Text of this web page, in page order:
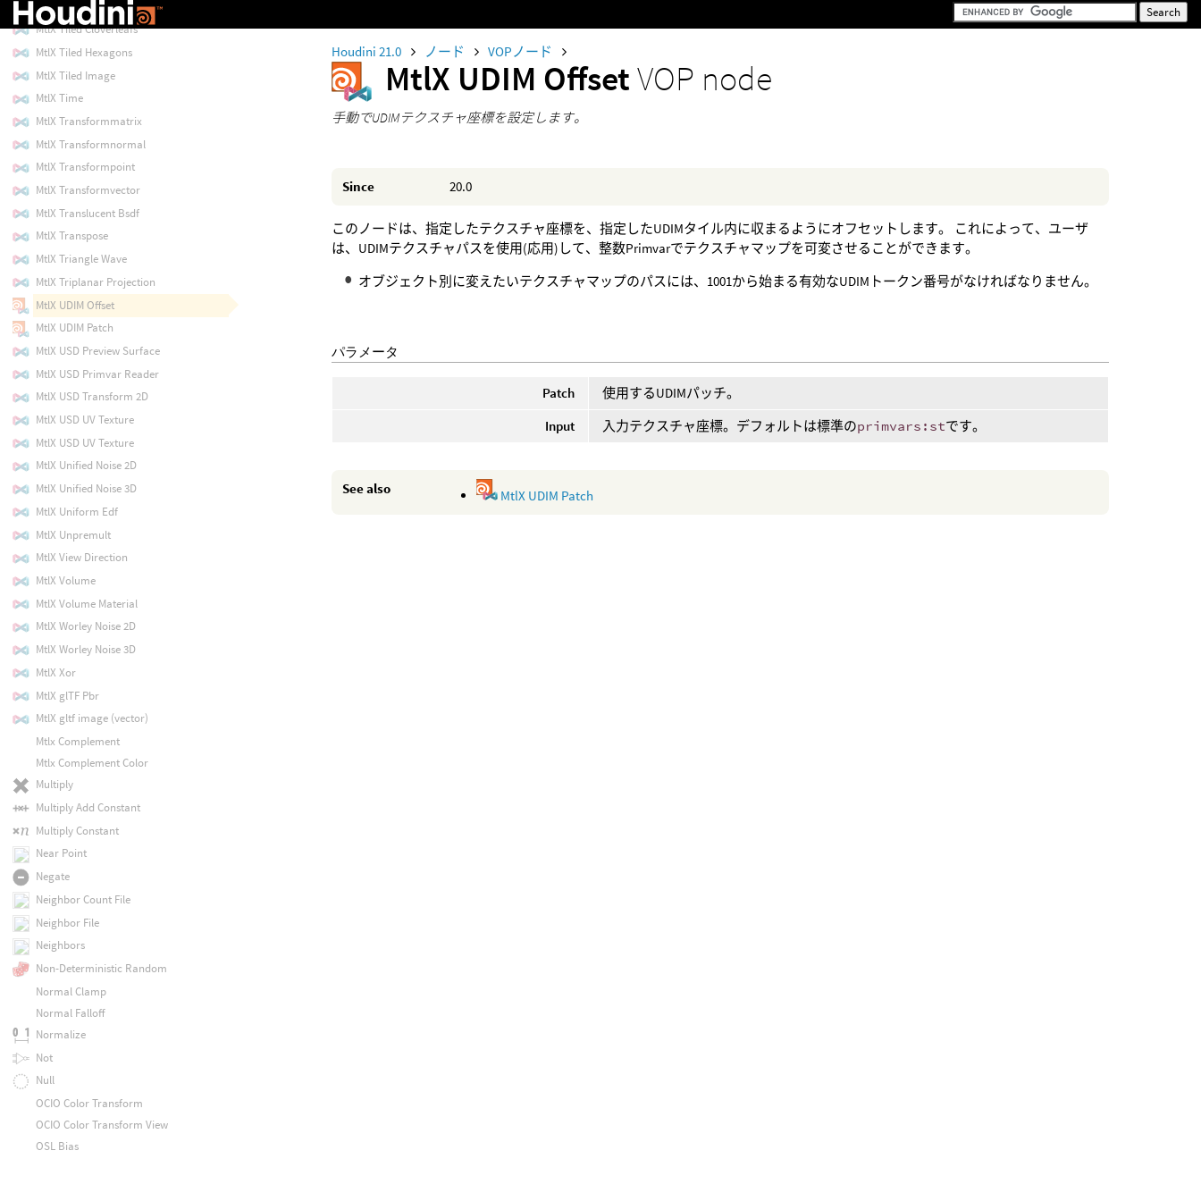
Houdini 21.0 ノード VOPノード
MtlX UDIM OffsetVOP node
手動でUDIMテクスチャ座標を設定します。
Since 20.0
このノードは、指定したテクスチャ座標を、指定したUDIMタイル内に収まるようにオフセットします。 これによって、ユーザ
は、UDIMテクスチャパスを使用(応用)して、整数Primvarでテクスチャマップを可変させることができます。
オブジェクト別に変えたいテクスチャマップのパスには、1001から始まる有効なUDIMトークン番号がなければなりません。
パラメータ
Patch
使用するUDIMパッチ。
Input
入力テクスチャ座標。デフォルトは標準のprimvars:stです。
See also MtlX UDIM Patch
MtlX Tiled Circles
MtlX Tiled Cloverleafs
MtlX Tiled Hexagons
MtlX Tiled Image
MtlX Time
MtlX Transformmatrix
MtlX Transformnormal
MtlX Transformpoint
MtlX Transformvector
MtlX Translucent Bsdf
MtlX Transpose
MtlX Triangle Wave
MtlX Triplanar Projection
MtlX UDIM Offset
MtlX UDIM Patch
MtlX USD Preview Surface
MtlX USD Primvar Reader
MtlX USD Transform 2D
MtlX USD UV Texture
MtlX USD UV Texture
MtlX Unified Noise 2D
MtlX Unified Noise 3D
MtlX Uniform Edf
MtlX Unpremult
MtlX View Direction
MtlX Volume
MtlX Volume Material
MtlX Worley Noise 2D
MtlX Worley Noise 3D
MtlX Xor
MtlX glTF Pbr
MtlX gltf image (vector)
Mtlx Complement
Mtlx Complement Color
Multiply
Multiply Add Constant
Multiply Constant
Near Point
Negate
Neighbor Count File
Neighbor File
Neighbors
Non-Deterministic Random
Normal Clamp
Normal Falloff
Normalize
Not
Null
OCIO Color Transform
OCIO Color Transform View
OSL Bias